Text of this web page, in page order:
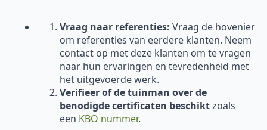
Vraag naar referenties: Vraag de hovenier
om referenties van eerdere klanten. Neem
contact op met deze klanten om te vragen
naar hun ervaringen en tevredenheid met
het uitgevoerde werk.
Verifieer of de tuinman over de
benodigde certificaten beschiktzoals
een KBO nummer.